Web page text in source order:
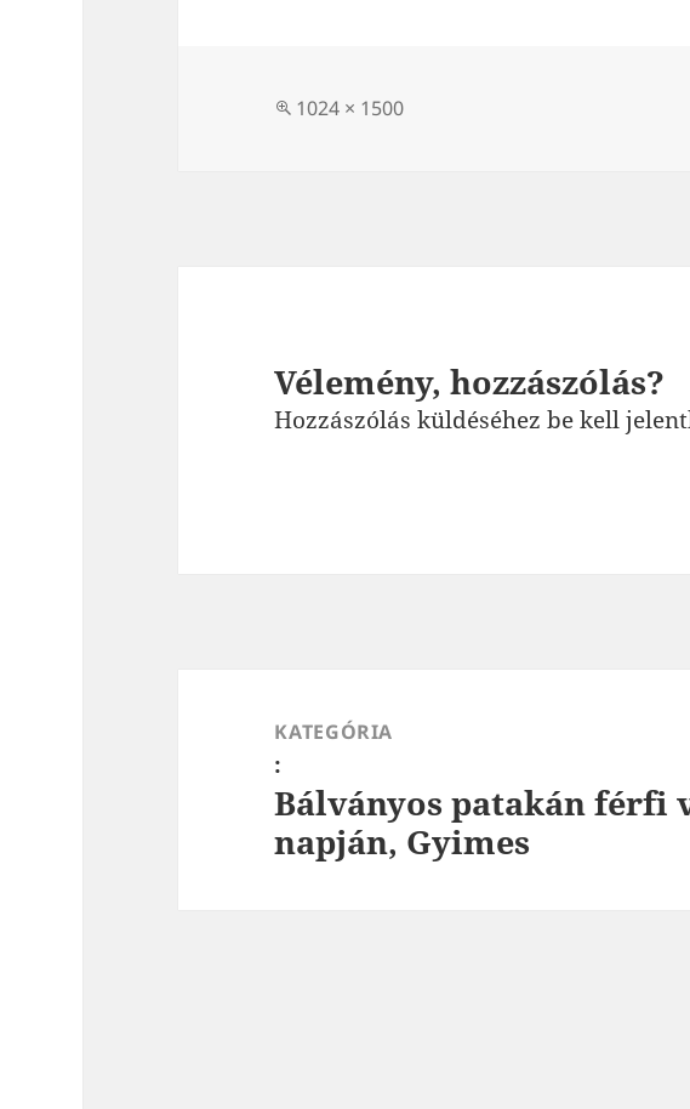
Teljes
1024 × 1500
Vélemény, hozzászólás?
Hozzászólás küldéséhezbe kell
navigációKATEGÓRIA
:
Bálványos patakán férfi
napján, Gyimes